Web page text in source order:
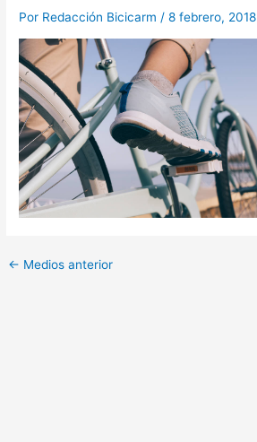
Por Redacción Bicicarm /8 febrero, 2018
← Medios anterior